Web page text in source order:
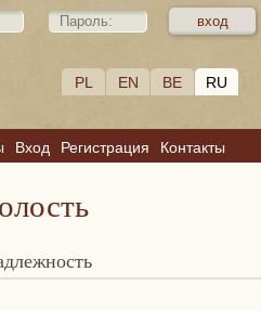
PL EN BE RU
Вход Регистрация Контакты